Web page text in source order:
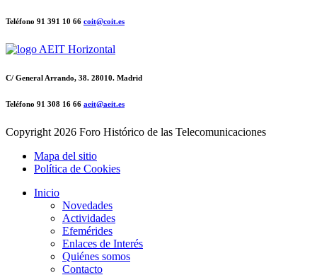
Teléfono 91 391 10 66 coit@coit.es
C/ General Arrando, 38. 28010. Madrid
Teléfono 91 308 16 66 aeit@aeit.es
Copyright 2026 Foro Histórico de las Telecomunicaciones
Mapa del sitio
Política de Cookies
Inicio
Novedades
Actividades
Efemérides
Enlaces de Interés
Quiénes somos
Contacto